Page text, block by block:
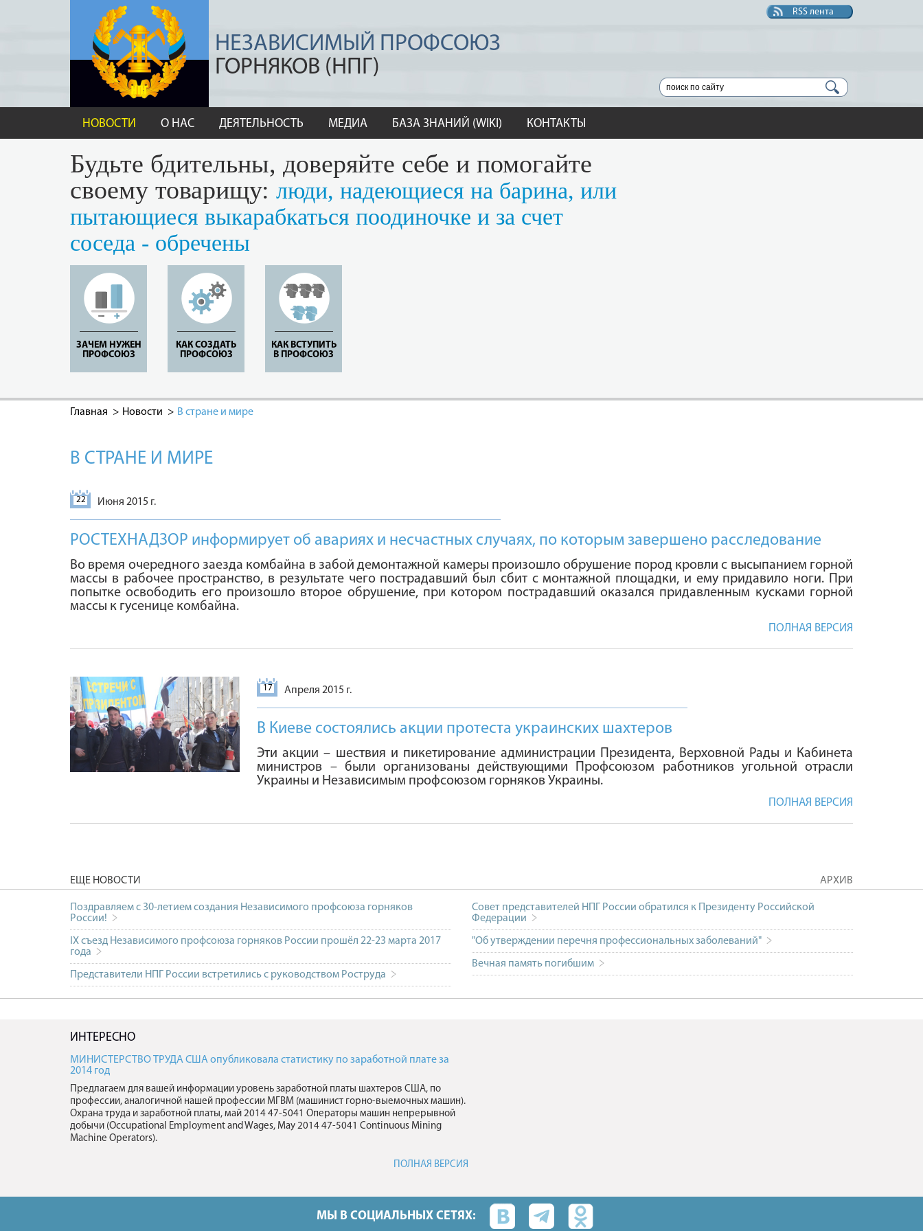
НЕЗАВИСИМЫЙ ПРОФСОЮЗ
ГОРНЯКОВ (НПГ)
RSS лента
НОВОСТИ О НАС ДЕЯТЕЛЬНОСТЬ МЕДИА БАЗА ЗНАНИЙ (WIKI) КОНТАКТЫ
Будьте бдительны, доверяйте себе и помогайте
своему товарищу: люди, надеющиеся на барина, или
пытающиеся выкарабкаться поодиночке и за счет
соседа - обречены
ЗАЧЕМ НУЖЕН
ПРОФСОЮЗ
КАК СОЗДАТЬ
ПРОФСОЮЗ
КАК ВСТУПИТЬ
В ПРОФСОЮЗ
Главная Новости В стране и мире
В СТРАНЕ И МИРЕ
22 Июня 2015 г.
РОСТЕХНАДЗОР информирует об авариях и несчастных случаях, по которым завершено расследование
Во время очередного заезда комбайна в забой демонтажной камеры произошло обрушение пород кровли с высыпанием горной
массы в рабочее пространство, в результате чего пострадавший был сбит с монтажной площадки, и ему придавило ноги. При
попытке освободить его произошло второе обрушение, при котором пострадавший оказался придавленным кусками горной
массы к гусенице комбайна.
ПОЛНАЯ ВЕРСИЯ
17 Апреля 2015 г.
В Киеве состоялись акции протеста украинских шахтеров
Эти акции – шествия и пикетирование администрации Президента, Верховной Рады и Кабинета
министров – были организованы действующими Профсоюзом работников угольной отрасли
Украины и Независимым профсоюзом горняков Украины.
ПОЛНАЯ ВЕРСИЯ
ЕЩЕ НОВОСТИ АРХИВ
Поздравляем с 30-летием создания Независимого профсоюза горняков
России!
IX съезд Независимого профсоюза горняков России прошёл 22-23 марта 2017
года
Представители НПГ России встретились с руководством Роструда
Совет представителей НПГ России обратился к Президенту Российской
Федерации
"Об утверждении перечня профессиональных заболеваний"
Вечная память погибшим
ИНТЕРЕСНО
МИНИСТЕРСТВО ТРУДА США опубликовала статистику по заработной плате за
2014 год
Предлагаем для вашей информации уровень заработной платы шахтеров США, по
профессии, аналогичной нашей профессии МГВМ (машинист горно-выемочных машин).
Охрана труда и заработной платы, май 2014 47-5041 Операторы машин непрерывной
добычи (Occupational Employment and Wages, May 2014 47-5041 Continuous Mining
Machine Operators).
ПОЛНАЯ ВЕРСИЯ
МЫ В СОЦИАЛЬНЫХ СЕТЯХ: